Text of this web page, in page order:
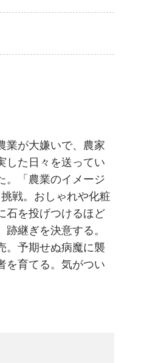
業が大嫌いで、農家
した日々を送ってい
。「農業のイメージ
戦。おしゃれや化粧
石を投げつけるほど
継ぎを決意する。
。予期せぬ病魔に襲
を育てる。気がつい